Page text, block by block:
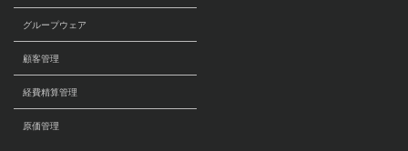
グループウェア
顧客管理
経費精算管理
原価管理